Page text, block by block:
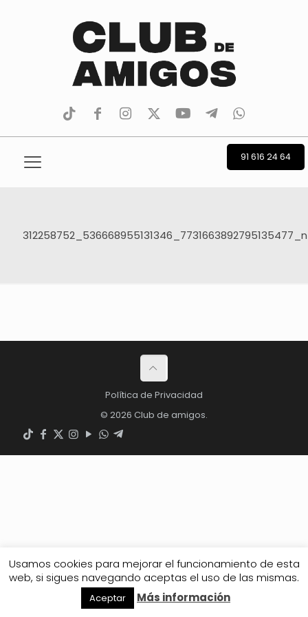
tiktokfacebookinstagram
TwitterYoutubeTelegramwhatsapp
91 616 24 64
312258752_536668955131346_7731663892795135477_n
Política de Privacidad
© 2026 Club de amigos.
Usamos cookies para mejorar el funcionamiento de esta
web, si sigues navegando aceptas el uso de las mismas.
Aceptar Más información